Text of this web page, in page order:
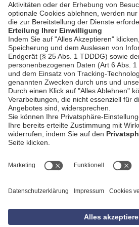
AGB
Datenschutzerklärung
Empfang